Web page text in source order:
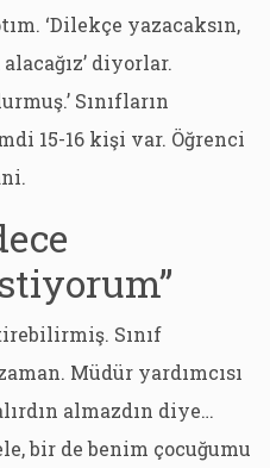
‘Dilekçe yazacaksın,
diyorlar.
Sınıfların
15-16 kişi var. Öğrenci
Sınıf
Müdür yardımcısı
almazdın diye…
bir de benim çocuğumu